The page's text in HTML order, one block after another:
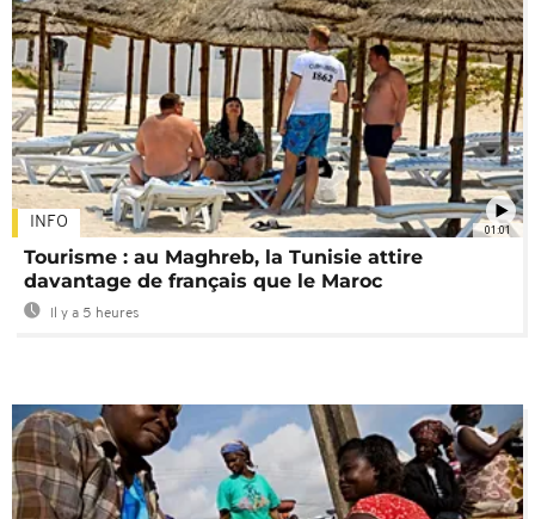
01:01
INFO
Tourisme : au Maghreb, la Tunisie attire
davantage de français que le Maroc
Il y a 5 heures